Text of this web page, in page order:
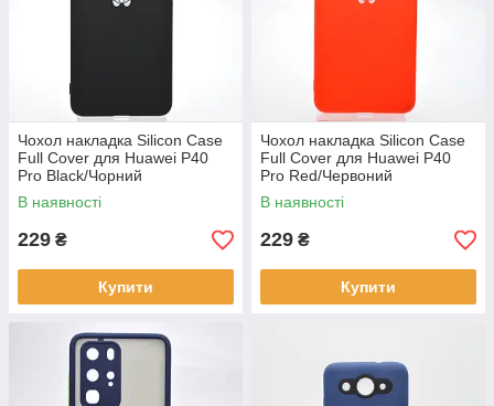
Чохол накладка Silicon Case
Full Cover для Huawei P40
Pro Black/Чорний
В наявності
229 ₴
Купити
Чохол накладка Silicon Case
Full Cover для Huawei P40
Pro Red/Червоний
В наявності
229 ₴
Купити